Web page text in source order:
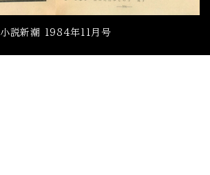
小説新潮 1984年11月号